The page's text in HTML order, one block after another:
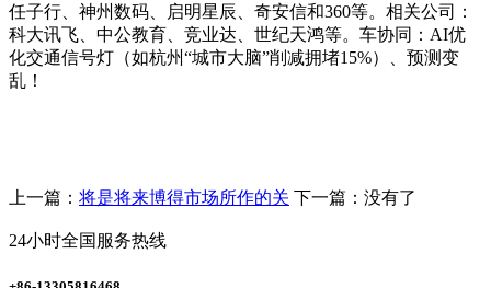
任子行、神州数码、启明星辰、奇安信和360等。相关公司：
科大讯飞、中公教育、竞业达、世纪天鸿等。车协同：AI优
化交通信号灯（如杭州“城市大脑”削减拥堵15%）、预测变
乱！
上一篇： 将是将来博得市场所作的关 下一篇：没有了
24小时全国服务热线